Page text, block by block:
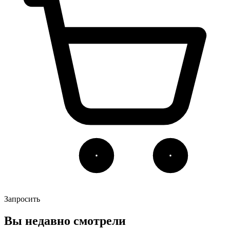
Запросить
Вы недавно смотрели